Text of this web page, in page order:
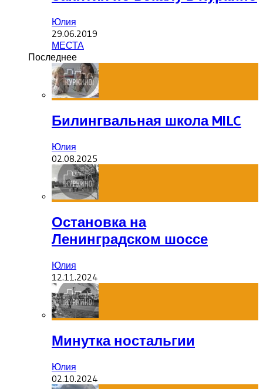
Юлия
29.06.2019
МЕСТА
Последнее
Билингвальная школа MILC
Юлия
02.08.2025
Остановка на
Ленинградском шоссе
Юлия
12.11.2024
Минутка ностальгии
Юлия
02.10.2024